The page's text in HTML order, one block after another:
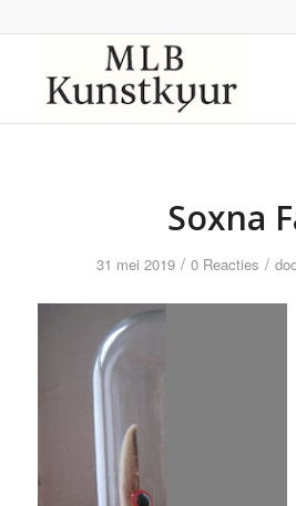
Soxna
31 mei 2019 / 0 Reacties /